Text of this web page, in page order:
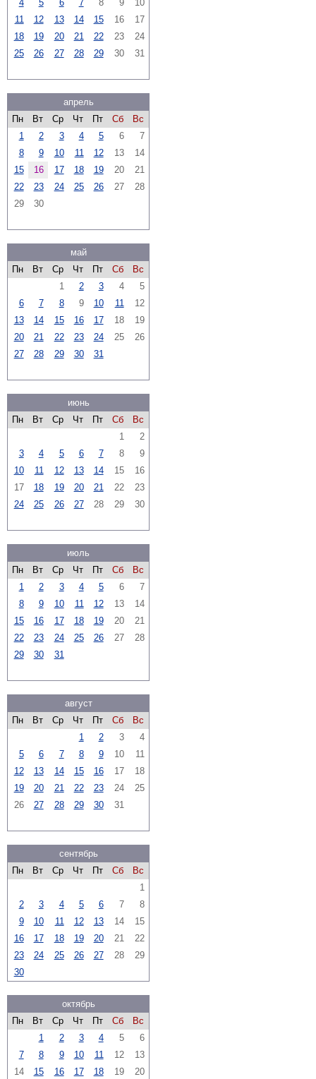
4
5 6 7 8 9
10
11
12 13 14 15 16
17
18
19 20 21 22 23
24
25
26 27 28 29 30 31
апрель
Пн
Вт Ср Чт Пт Сб
Вс
1
2 3 4 5 6
7
8
9 10 11 12 13
14
15
16 17 18 19 20
21
22
23 24 25 26 27
28
29
30
май
Пн
Вт Ср Чт Пт Сб
Вс
1
2 3 4
5
6
7 8 9 10 11
12
13
14 15 16 17 18
19
20
21 22 23 24 25
26
27
28 29 30 31
июнь
Пн
Вт Ср Чт Пт Сб
Вс
1
2
3
4 5 6 7 8
9
10
11 12 13 14 15
16
17
18 19 20 21 22
23
24
25 26 27 28 29 30
июль
Пн
Вт Ср Чт Пт Сб
Вс
1
2 3 4 5 6
7
8
9 10 11 12 13
14
15
16 17 18 19 20
21
22
23 24 25 26 27
28
29
30 31
август
Пн
Вт Ср Чт Пт Сб
Вс
1
2 3
4
5
6 7 8 9 10
11
12
13 14 15 16 17
18
19
20 21 22 23 24
25
26
27 28 29 30 31
сентябрь
Пн
Вт Ср Чт Пт Сб
Вс
1
2
3 4 5 6 7
8
9
10 11 12 13 14
15
16
17 18 19 20 21
22
23
24 25 26 27 28
29
30
октябрь
Пн
Вт Ср Чт Пт Сб
Вс
1
2 3 4 5
6
7
8 9 10 11 12
13
14
15 16 17 18 19 20